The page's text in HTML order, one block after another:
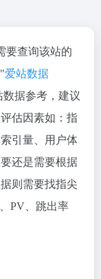
要查询该站的
爱站数据
据参考，建议
估因素如：指
引量、用户体
还是需要根据
则需要找指尖
PV、跳出率